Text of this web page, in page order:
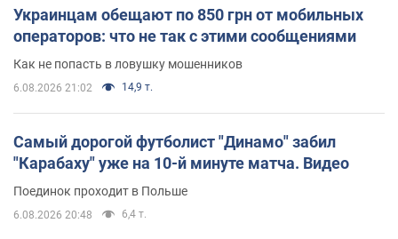
Украинцам обещают по 850 грн от мобильных
операторов: что не так с этими сообщениями
Как не попасть в ловушку мошенников
6.08.2026 21:02 14,9 т.
Самый дорогой футболист "Динамо" забил
"Карабаху" уже на 10-й минуте матча. Видео
Поединок проходит в Польше
6.08.2026 20:48 6,4 т.